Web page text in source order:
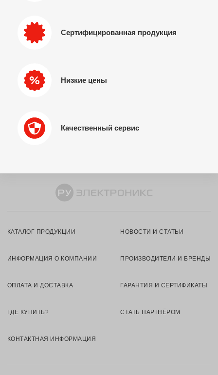
Сертифицированная продукция
Низкие цены
Качественный сервис
КАТАЛОГ ПРОДУКЦИИ НОВОСТИ И СТАТЬИ
ИНФОРМАЦИЯ О КОМПАНИИ ПРОИЗВОДИТЕЛИ И БРЕНДЫ
ОПЛАТА И ДОСТАВКА ГАРАНТИЯ И СЕРТИФИКАТЫ
ГДЕ КУПИТЬ? СТАТЬ ПАРТНЁРОМ
КОНТАКТНАЯ ИНФОРМАЦИЯ